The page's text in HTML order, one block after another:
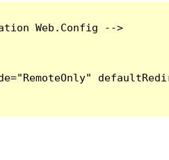
Web.Config -->